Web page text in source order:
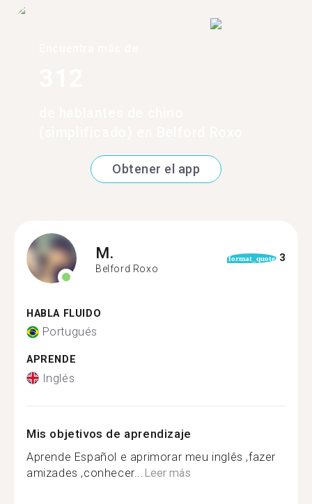
Obtener el app
M.
Belford Roxo
format_quote 3
HABLA FLUIDO
Portugués
APRENDE
Inglés
Mis objetivos de aprendizaje
Aprende Español e aprimorar meu inglês ,fazer
amizades ,conhecer... Leer más